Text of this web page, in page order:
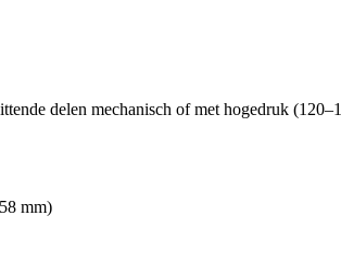
delen mechanisch of met hogedruk
mm)